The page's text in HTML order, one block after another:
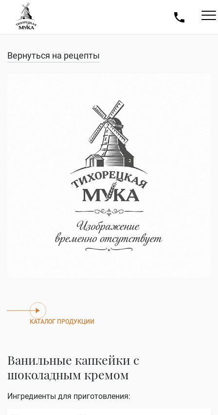
Вернуться на рецепты
КАТАЛОГ ПРОДУКЦИИ
Ванильные капкейки с
шоколадным кремом
Ингредиенты для приготовления: